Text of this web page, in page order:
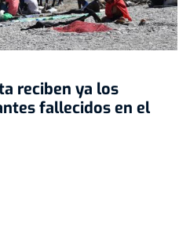
reciben ya los
fallecidos en el